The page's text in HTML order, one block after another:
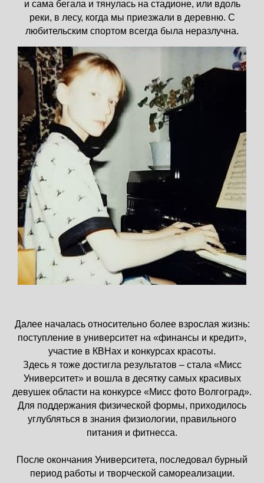
и сама бегала и тянулась на стадионе, или вдоль
реки, в лесу, когда мы приезжали в деревню. С
любительским спортом всегда была неразлучна.
Далее началась относительно более взрослая жизнь:
поступление в университет на «финансы и кредит»,
участие в КВНах и конкурсах красоты.
Здесь я тоже достигла результатов – стала «Мисс
Университет» и вошла в десятку самых красивых
девушек области на конкурсе «Мисс фото Волгоград».
Для поддержания физической формы, приходилось
углубляться в знания физиологии, правильного
питания и фитнесса.
После окончания Университета, последовал бурный
период работы и творческой самореализации.